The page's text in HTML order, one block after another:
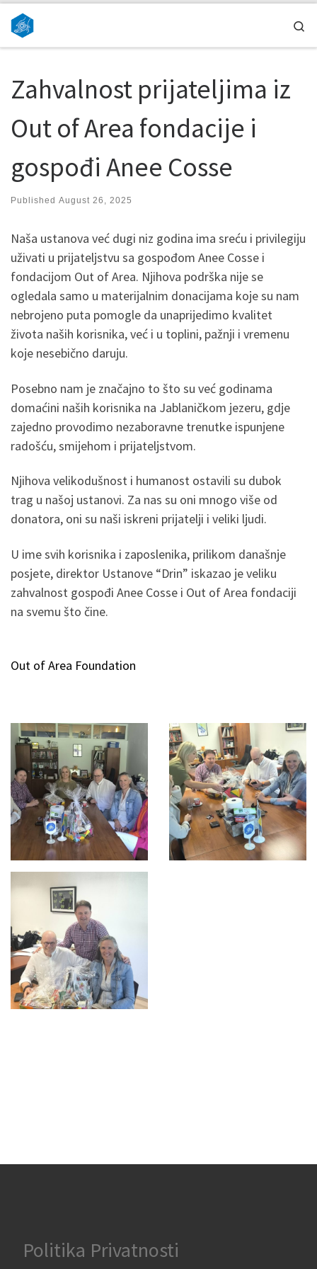
Skip to content
Zahvalnost prijateljima iz
Out of Area fondacije i
gospođi Anee Cosse
Published August 26, 2025
Naša ustanova već dugi niz godina ima sreću i privilegiju
uživati u prijateljstvu sa gospođom Anee Cosse i
fondacijom Out of Area. Njihova podrška nije se
ogledala samo u materijalnim donacijama koje su nam
nebrojeno puta pomogle da unaprijedimo kvalitet
života naših korisnika, već i u toplini, pažnji i vremenu
koje nesebično daruju.
Posebno nam je značajno to što su već godinama
domaćini naših korisnika na Jablaničkom jezeru, gdje
zajedno provodimo nezaboravne trenutke ispunjene
radošću, smijehom i prijateljstvom.
Njihova velikodušnost i humanost ostavili su dubok
trag u našoj ustanovi. Za nas su oni mnogo više od
donatora, oni su naši iskreni prijatelji i veliki ljudi.
U ime svih korisnika i zaposlenika, prilikom današnje
posjete, direktor Ustanove “Drin” iskazao je veliku
zahvalnost gospođi Anee Cosse i Out of Area fondaciji
na svemu što čine.
Out of Area Foundation
Politika Privatnosti